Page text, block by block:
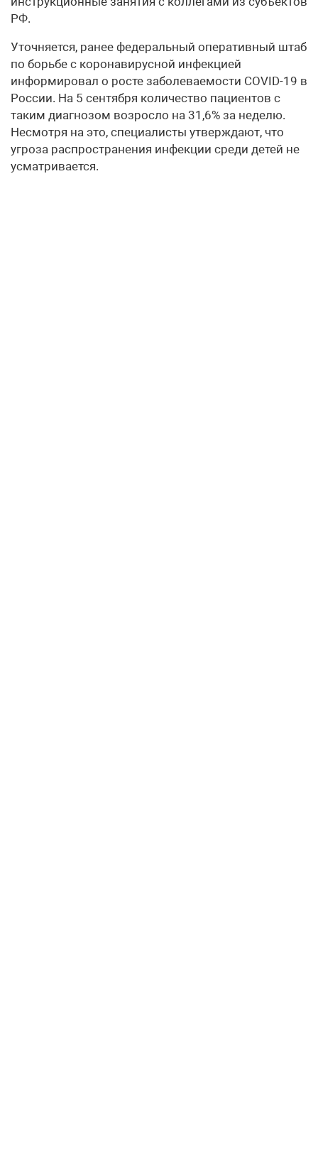
РФ.
Уточняется, ранее федеральный оперативный штаб
по борьбе с коронавирусной инфекцией
информировал о росте заболеваемости COVID-19 в
России. На 5 сентября количество пациентов с
таким диагнозом возросло на 31,6% за неделю.
Несмотря на это, специалисты утверждают, что
угроза распространения инфекции среди детей не
усматривается.